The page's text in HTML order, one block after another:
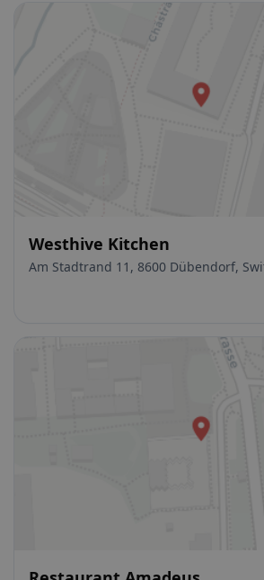
Westhive Kitchen
Am Stadtrand 11, 8600 Dübendorf,